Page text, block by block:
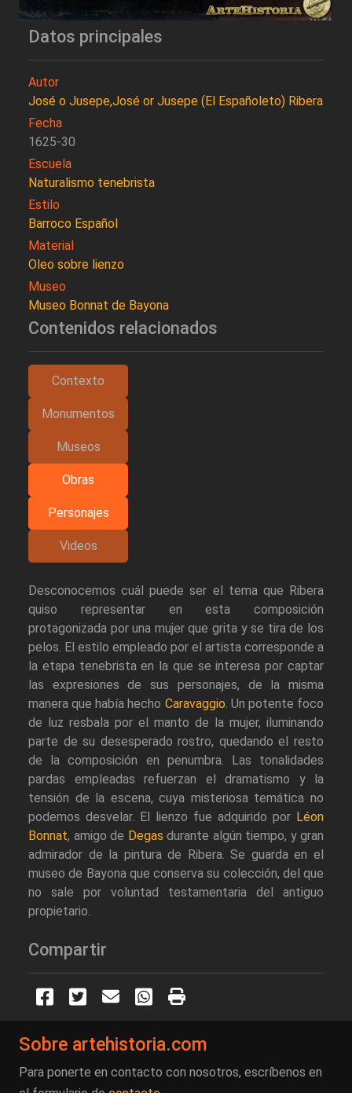
Datos principales
Autor
José o Jusepe,José or Jusepe (El Españoleto) Ribera
Fecha
1625-30
Escuela
Naturalismo tenebrista
Estilo
Barroco Español
Material
Oleo sobre lienzo
Museo
Museo Bonnat de Bayona
Contenidos relacionados
Contexto
Monumentos
Museos
Obras
Personajes
Videos
Desconocemos cuál puede ser el tema que Ribera
quiso representar en esta composición
protagonizada por una mujer que grita y se tira de los
pelos. El estilo empleado por el artista corresponde a
la etapa tenebrista en la que se interesa por captar
las expresiones de sus personajes, de la misma
manera que había hecho Caravaggio. Un potente foco
de luz resbala por el manto de la mujer, iluminando
parte de su desesperado rostro, quedando el resto
de la composición en penumbra. Las tonalidades
pardas empleadas refuerzan el dramatismo y la
tensión de la escena, cuya misteriosa temática no
podemos desvelar. El lienzo fue adquirido por Léon
Bonnat, amigo de Degas durante algún tiempo, y gran
admirador de la pintura de Ribera. Se guarda en el
museo de Bayona que conserva su colección, del que
no sale por voluntad testamentaria del antiguo
propietario.
Compartir
Sobre artehistoria.com
Para ponerte en contacto con nosotros, escríbenos en